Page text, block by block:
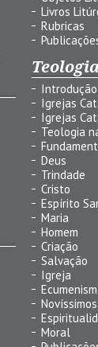
Livros
Rubricas
Introdução
Igrejas
Igrejas
Teologia
Deus
Trindade
Cristo
Espírito
Maria
Homem
Criação
Salvação
Igreja
Novíssimos
Moral